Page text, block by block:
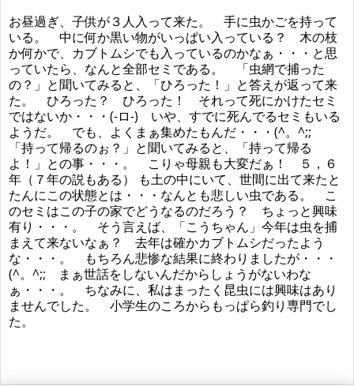
お昼過ぎ、子供が３人入って来た。 手に虫かごを持って
いる。 中に何か黒い物がいっぱい入っている？ 木の枝
か何かで、カブトムシでも入っているのかなぁ・・・と思
っていたら、なんと全部セミである。 「虫網で捕った
の？」と聞いてみると、「ひろった！」と答えが返って来
た。 ひろった？ ひろった！ それって死にかけたセミ
ではないか・・・(-ロ-) いや、すでに死んでるセミもいる
ようだ。 でも、よくまぁ集めたもんだ・・・(^。^;;
「持って帰るのぉ？」と聞いてみると、「持って帰る
よ！」との事・・・。 こりゃ母親も大変だぁ！ ５，６
年（７年の説もある） も土の中にいて、世間に出て来たと
たんにこの状態とは・・・なんとも悲しい虫である。 こ
のセミはこの子の家でどうなるのだろう？ ちょっと興味
有り・・・。 そう言えば、「こうちゃん」今年は虫を捕
まえて来ないなぁ？ 去年は確かカブトムシだったよう
な・・・。 もちろん悲惨な結果に終わりましたが・・・
(^。^;; まぁ世話をしないんだからしょうがないわな
ぁ・・・。 ちなみに、私はまったく昆虫には興味はあり
ませんでした。 小学生のころからもっぱら釣り専門でし
た。